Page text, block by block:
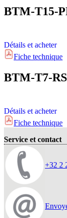
BTM-T15-
Détails et acheter
Fiche technique
BTM-T7-
Détails et acheter
Fiche technique
Service et contact
+32 2